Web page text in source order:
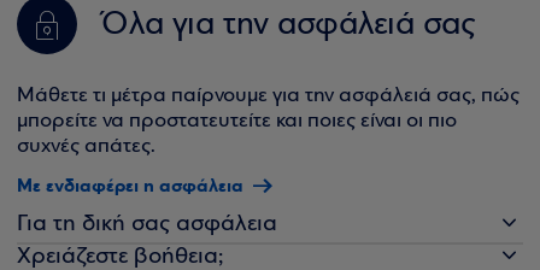
Όλα για την ασφάλειά σας
Μάθετε τι μέτρα παίρνουμε για την ασφάλειά σας, πώς
μπορείτε να προστατευτείτε και ποιες είναι οι πιο
συχνές απάτες.
Με ενδιαφέρει η ασφάλεια
Για τη δική σας ασφάλεια
Χρειάζεστε βοήθεια;